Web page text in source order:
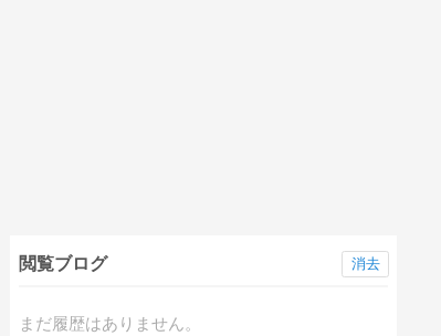
閲覧ブログ
まだ履歴はありません。
消去